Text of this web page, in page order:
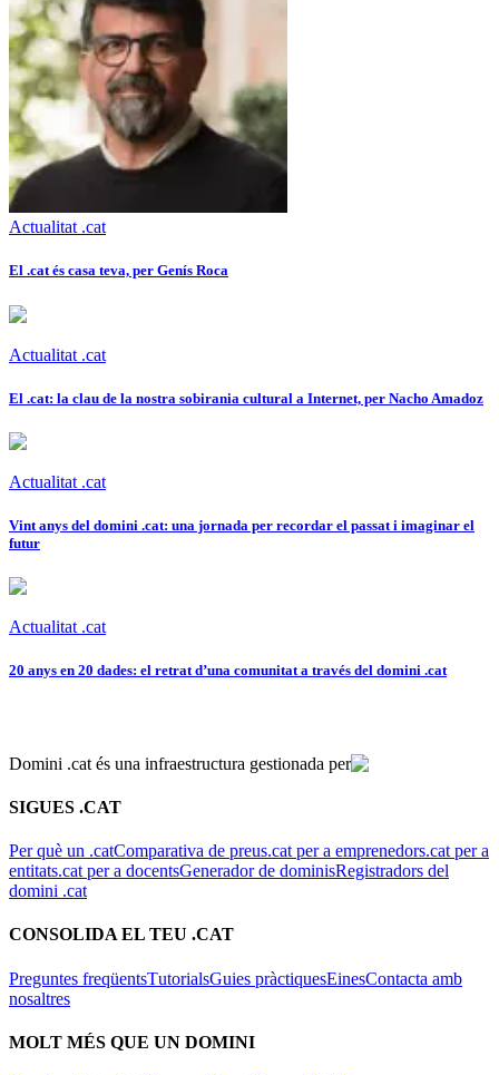
Actualitat .cat
El .cat és casa teva, per Genís Roca
Actualitat .cat
El .cat: la clau de la nostra sobirania cultural a Internet, per Nacho Amadoz
Actualitat .cat
Vint anys del domini .cat: una jornada per recordar el passat i imaginar el
futur
Actualitat .cat
20 anys en 20 dades: el retrat d’una comunitat a través del domini .cat
Domini .cat és una infraestructura gestionada per
SIGUES .CAT
Per què un .catComparativa de preus.cat per a emprenedors.cat per a
entitats.cat per a docentsGenerador de dominisRegistradors del
domini .cat
CONSOLIDA EL TEU .CAT
Preguntes freqüentsTutorialsGuies pràctiquesEinesContacta amb
nosaltres
MOLT MÉS QUE UN DOMINI